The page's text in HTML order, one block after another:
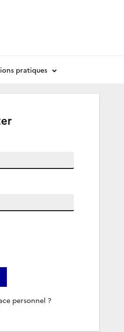
pratiques
personnel ?